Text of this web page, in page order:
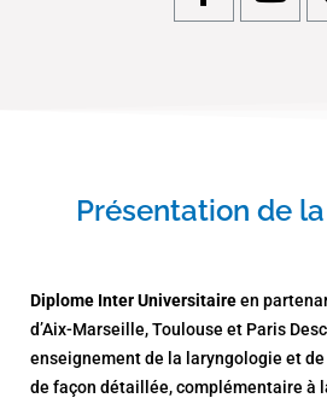
Présentation de
Diplome Inter Universitaireen
d’Aix-Marseille, Toulouse et Paris
enseignement de la laryngologie et
de façon détaillée, complémentaire à